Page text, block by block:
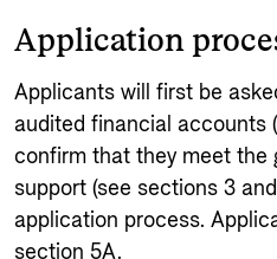
Application
Applicants will first be
audited financial accounts
confirm that they meet the
support (see sections 3
application process.
section 5A.